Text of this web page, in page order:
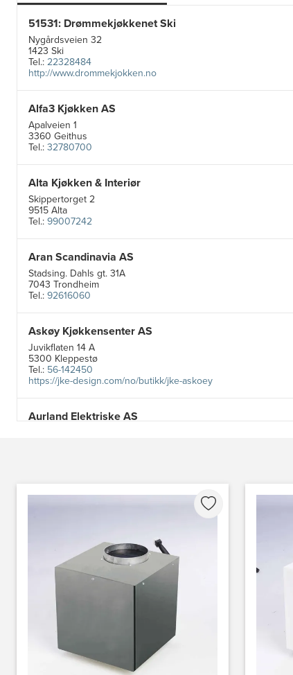
51531: Drømmekjøkkenet Ski
Nygårdsveien 32
1423 Ski
Tel.:22328484
http://www.drommekjokken.no
Alfa3 Kjøkken AS
Apalveien 1
3360 Geithus
Tel.:32780700
Alta Kjøkken & Interiør
Skippertorget 2
9515 Alta
Tel.:99007242
Aran Scandinavia AS
Stadsing. Dahls gt. 31A
7043 Trondheim
Tel.:92616060
Askøy Kjøkkensenter AS
Juvikflaten 14 A
5300 Kleppestø
Tel.: 56-142450
https://jke-design.com/no/butikk/jke-askoey
Aurland Elektriske AS
Bergen Kjøkkensenter A/S
Hellevegen 228
5039 Bergen
55-395060
Bjerkreim Trelast AS
Nesjane 7, Vikeså
4389 Vikeså